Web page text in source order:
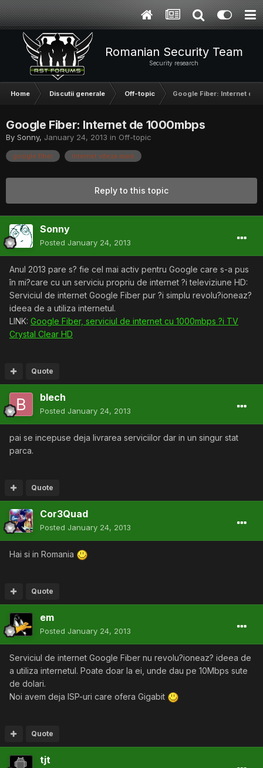
Romanian Security Team
Security research
Home Discutii generale Off-topic Google Fiber: Internet de
Google Fiber: Internet de 1000mbps
By Sonny, January 24, 2013 in Off-topic
google fiber internet viteza mare
Reply to this topic
Sonny
Posted January 24, 2013
Anul 2013 pare s? fie cel mai activ pentru Google care s-a pus
în mi?care cu un serviciu propriu de internet ?i televiziune HD:
Serviciul de internet Google Fiber pur ?i simplu revolu?ioneaz?
ideea de a utiliza internetul.
LINK: Google Fiber, serviciul de internet cu 1000mbps ?i TV
Crystal Clear HD
Quote
blech
Posted January 24, 2013
pai se incepuse deja livrarea serviciilor dar in un singur stat
parca.
Quote
Cor3Quad
Posted January 24, 2013
Hai si in Romania
Quote
em
Posted January 24, 2013
Serviciul de internet Google Fiber nu revolu?ioneaz? ideea de
a utiliza internetul. Poate doar la ei, unde dau pe 10Mbps sute
de dolari.
Noi avem deja ISP-uri care ofera Gigabit
Quote
tjt